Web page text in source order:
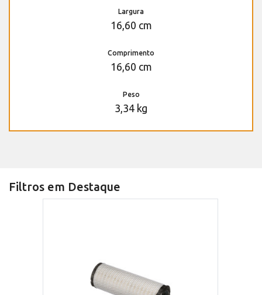
Largura
16,60 cm
Comprimento
16,60 cm
Peso
3,34 kg
Filtros em Destaque